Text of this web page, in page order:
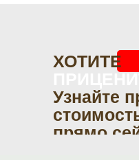
ХОТИТЕ
Узнайте
прямо